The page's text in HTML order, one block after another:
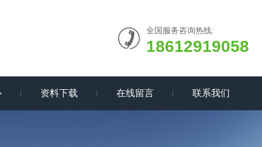
全国服务咨询热线:
18612919058
资料下载 在线留言 联系我们